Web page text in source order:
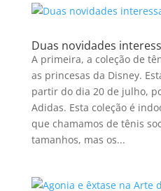
Duas novidades
A primeira, a coleção de
as princesas da Disney.
partir do dia 20 de julho,
Adidas. Esta coleção é
que chamamos de tênis
tamanhos, mas os...